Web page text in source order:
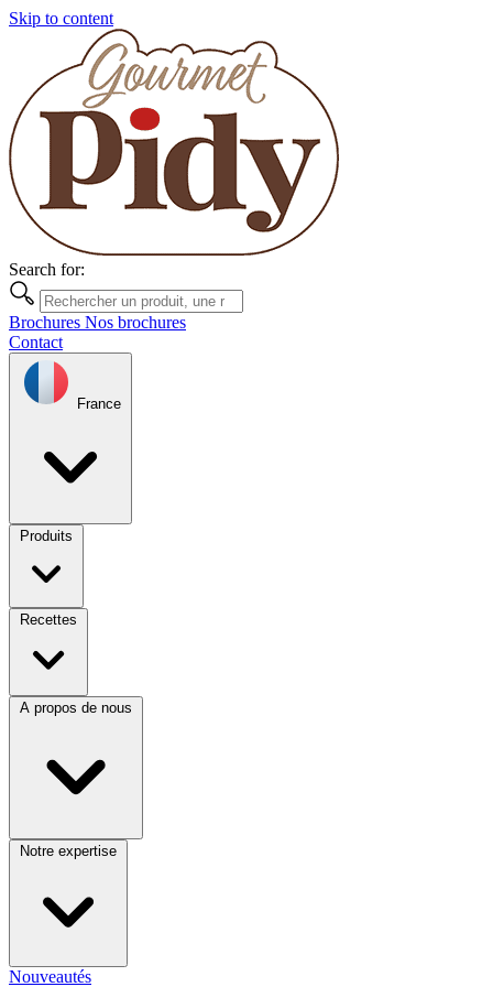
Skip to content
Search for:
Brochures Nos brochures
Contact
France
Produits
Recettes
A propos de nous
Notre expertise
Nouveautés